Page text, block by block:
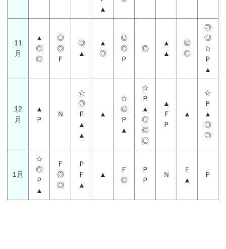
▲
11
月
▲
◎
◎
◎
◎
Ｆ
◎
▲
▲
◎
◎
◎
Ｐ
◎
▲
▲
◎
◎
◎
◎
☆
Ｐ
▲
12
月
▲
Ｐ
Ｎ
☆
◎
Ｐ
▲
▲
▲
☆
◎
Ｐ
▲
☆
Ｐ
▲
◎
◎
◎
▲
Ｆ
Ｐ
▲
☆
Ｐ
▲
◎
◎
1月
☆
◎
Ｐ
▲
Ｆ
◎
◎
Ｐ
Ｆ
▲
▲
Ｆ
◎
Ｐ
Ｐ
Ｎ
Ｆ
▲
Ｐ